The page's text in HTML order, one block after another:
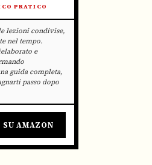
PRATICO
lezioni condivise,
nel tempo.
e
guida completa,
passo dopo
AMAZON